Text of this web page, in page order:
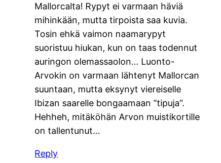
Mallorcalta! Rypyt ei varmaan häviä
mihinkään, mutta tirpoista saa kuvia.
Tosin ehkä vaimon naamarypyt
suoristuu hiukan, kun on taas todennut
auringon olemassaolon… Luonto-
Arvokin on varmaan lähtenyt Mallorcan
suuntaan, mutta eksynyt viereiselle
Ibizan saarelle bongaamaan “tipuja”.
Hehheh, mitäköhän Arvon muistikortille
on tallentunut…
Reply